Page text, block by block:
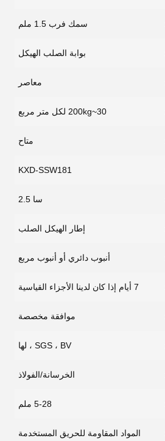
سمك فرب 1.5 ملم
بوابة الصلب الهيكل
معاصر
30~200kg لكل متر مربع
متاح
KXD-SSW181
سا 2.5
إطار الهيكل الصلب
أنبوب دائري أو أنبوب مربع
7 أيام إذا كان لدينا الأجزاء القياسية
موافقة مخصصة
SGS ، BV ، لها
الخرسانة/الفولاذ
5-28 ملم
المواد المقاومة للحريق المستخدمة